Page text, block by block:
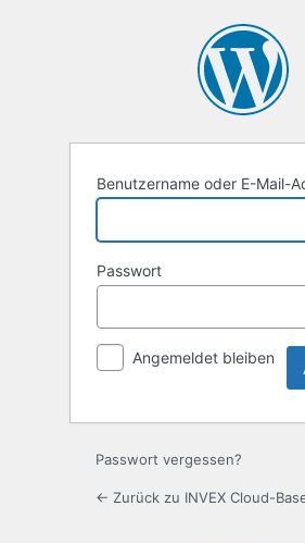
Benutzername oder E-Mail-
Passwort
Angemeldet bleiben
Passwort vergessen?
← Zurück zu INVEX Cloud-